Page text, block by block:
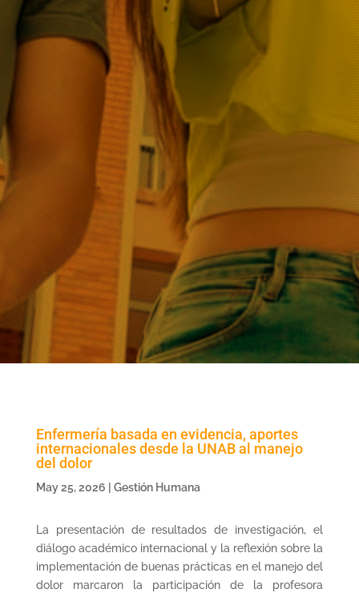
Enfermería basada en evidencia, aportes
internacionales desde la UNAB al manejo
del dolor
May 25, 2026 Gestión Humana
La presentación de resultados de investigación, el
diálogo académico internacional y la reflexión sobre la
implementación de buenas prácticas en el manejo del
dolor marcaron la participación de la profesora